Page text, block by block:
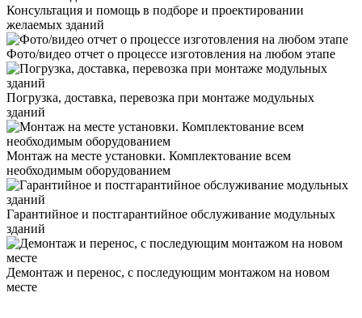
Консультация и помощь в подборе и проектировании
желаемых зданий
Фото/видео отчет о процессе изготовления на любом этапе
Погрузка, доставка, перевозка при монтаже модульных
зданий
Монтаж на месте установки. Комплектование всем
необходимым оборудованием
Гарантийное и постгарантийное обслуживание модульных
зданий
Демонтаж и перенос, с последующим монтажом на новом
месте